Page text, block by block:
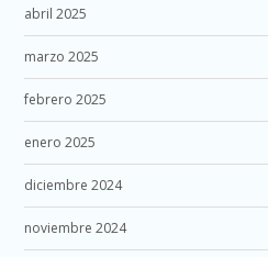
abril 2025
marzo 2025
febrero 2025
enero 2025
diciembre 2024
noviembre 2024